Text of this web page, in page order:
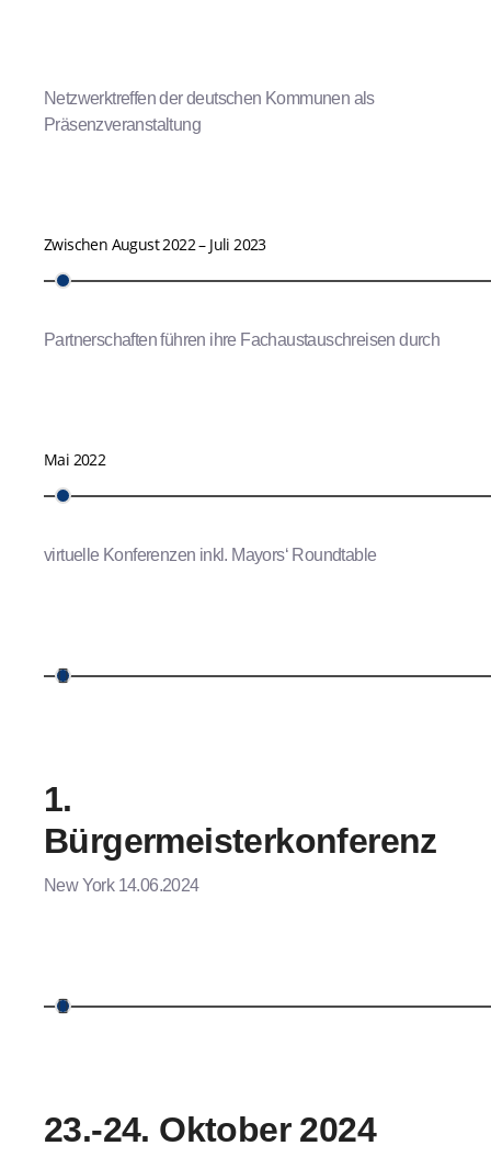
Netzwerktreffen der deutschen Kommunen als
Präsenzveranstaltung
Zwischen August 2022 – Juli 2023
Partnerschaften führen ihre Fachaustauschreisen durch
Mai 2022
virtuelle Konferenzen inkl. Mayors‘ Roundtable
1.
Bürgermeisterkonferenz
New York 14.06.2024
23.-24. Oktober 2024